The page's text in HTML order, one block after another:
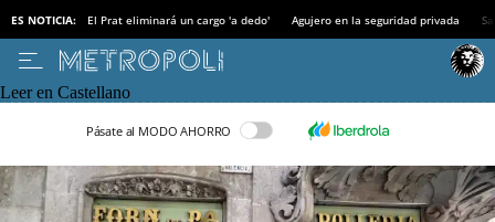
ES NOTICIA: El Prat eliminará un cargo 'a dedo' Agujero en la seguridad privada
Leer en Castellano
Pásate al MODO AHORRO